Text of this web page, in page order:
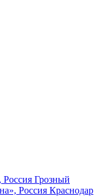
Грозный
Россия Краснодар